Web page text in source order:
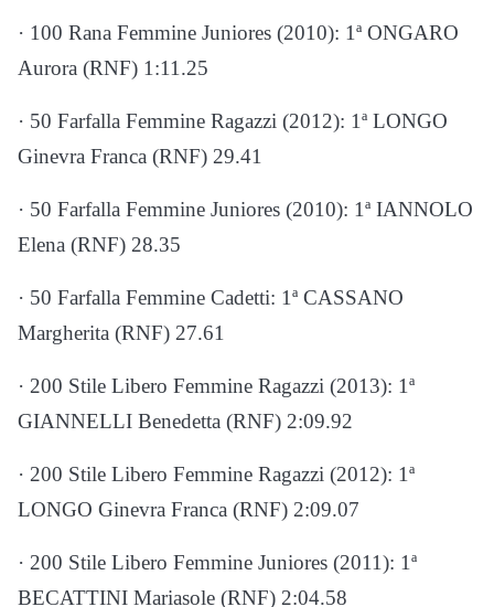
· 100 Rana Femmine Juniores (2010): 1ª ONGARO
Aurora (RNF) 1:11.25
· 50 Farfalla Femmine Ragazzi (2012): 1ª LONGO
Ginevra Franca (RNF) 29.41
· 50 Farfalla Femmine Juniores (2010): 1ª IANNOLO
Elena (RNF) 28.35
· 50 Farfalla Femmine Cadetti: 1ª CASSANO
Margherita (RNF) 27.61
· 200 Stile Libero Femmine Ragazzi (2013): 1ª
GIANNELLI Benedetta (RNF) 2:09.92
· 200 Stile Libero Femmine Ragazzi (2012): 1ª
LONGO Ginevra Franca (RNF) 2:09.07
· 200 Stile Libero Femmine Juniores (2011): 1ª
BECATTINI Mariasole (RNF) 2:04.58